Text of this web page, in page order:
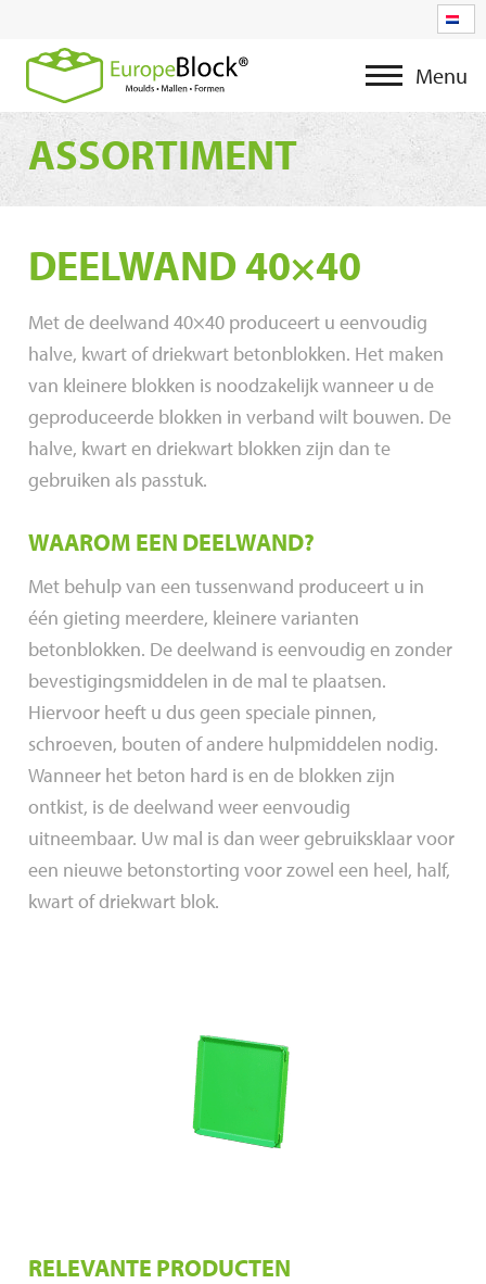
Menu
ASSORTIMENT
DEELWAND 40×40
Met de deelwand 40×40 produceert u eenvoudig
halve, kwart of driekwart betonblokken. Het maken
van kleinere blokken is noodzakelijk wanneer u de
geproduceerde blokken in verband wilt bouwen. De
halve, kwart en driekwart blokken zijn dan te
gebruiken als passtuk.
WAAROM EEN DEELWAND?
Met behulp van een tussenwand produceert u in
één gieting meerdere, kleinere varianten
betonblokken. De deelwand is eenvoudig en zonder
bevestigingsmiddelen in de mal te plaatsen.
Hiervoor heeft u dus geen speciale pinnen,
schroeven, bouten of andere hulpmiddelen nodig.
Wanneer het beton hard is en de blokken zijn
ontkist, is de deelwand weer eenvoudig
uitneembaar. Uw mal is dan weer gebruiksklaar voor
een nieuwe betonstorting voor zowel een heel, half,
kwart of driekwart blok.
RELEVANTE PRODUCTEN